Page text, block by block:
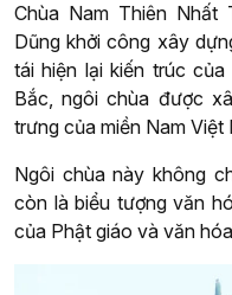
Chùa Nam Thiên
Dũng khởi công xây
tái hiện lại kiến trúc
Bắc, ngôi chùa được
trưng của miền Nam Việt
Ngôi chùa này không
còn là biểu tượng văn
của Phật giáo và văn